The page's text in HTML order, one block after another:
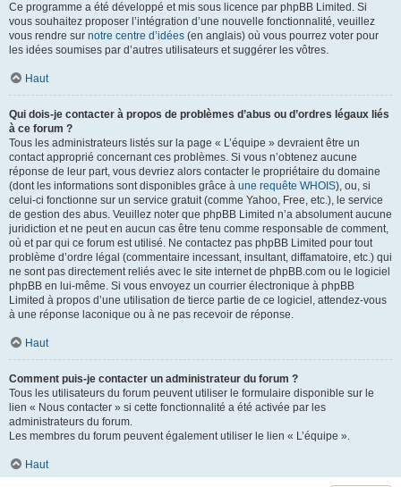
Ce programme a été développé et mis sous licence par phpBB Limited. Si
vous souhaitez proposer l’intégration d’une nouvelle fonctionnalité, veuillez
vous rendre sur notre centre d’idées (en anglais) où vous pourrez voter pour
les idées soumises par d’autres utilisateurs et suggérer les vôtres.
Haut
Qui dois-je contacter à propos de problèmes d’abus ou d’ordres légaux liés
à ce forum ?
Tous les administrateurs listés sur la page « L’équipe » devraient être un
contact approprié concernant ces problèmes. Si vous n’obtenez aucune
réponse de leur part, vous devriez alors contacter le propriétaire du domaine
(dont les informations sont disponibles grâce à une requête WHOIS), ou, si
celui-ci fonctionne sur un service gratuit (comme Yahoo, Free, etc.), le service
de gestion des abus. Veuillez noter que phpBB Limited n’a absolument aucune
juridiction et ne peut en aucun cas être tenu comme responsable de comment,
où et par qui ce forum est utilisé. Ne contactez pas phpBB Limited pour tout
problème d’ordre légal (commentaire incessant, insultant, diffamatoire, etc.) qui
ne sont pas directement reliés avec le site internet de phpBB.com ou le logiciel
phpBB en lui-même. Si vous envoyez un courrier électronique à phpBB
Limited à propos d’une utilisation de tierce partie de ce logiciel, attendez-vous
à une réponse laconique ou à ne pas recevoir de réponse.
Haut
Comment puis-je contacter un administrateur du forum ?
Tous les utilisateurs du forum peuvent utiliser le formulaire disponible sur le
lien « Nous contacter » si cette fonctionnalité a été activée par les
administrateurs du forum.
Les membres du forum peuvent également utiliser le lien « L’équipe ».
Haut